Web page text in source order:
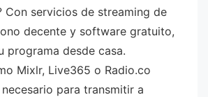
Con servicios de streaming de
decente y software gratuito,
programa desde casa.
Mixlr, Live365 o Radio.co
para transmitir a